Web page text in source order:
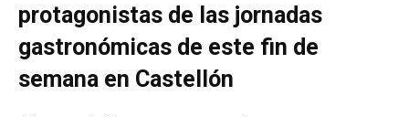
protagonistas de las jornadas
gastronómicas de este fin de
semana en Castellón